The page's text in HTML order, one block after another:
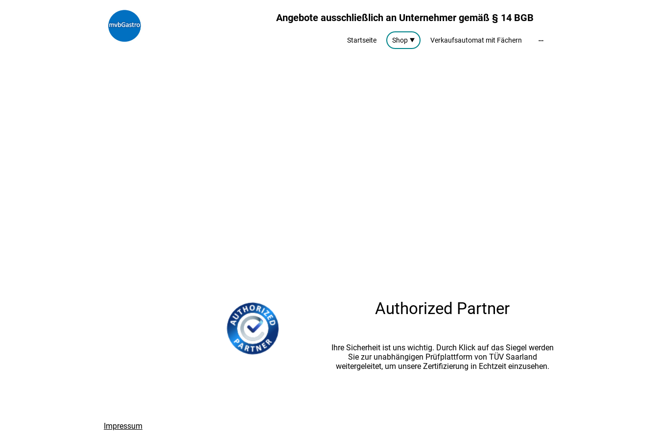
Angebote ausschließlich an Unternehmer gemäß § 14 BGB
Startseite Shop Verkaufsautomat mit Fächern
Authorized Partner
Ihre Sicherheit ist uns wichtig. Durch Klick auf das Siegel werden
Sie zur unabhängigen Prüfplattform von TÜV Saarland
weitergeleitet, um unsere Zertifizierung in Echtzeit einzusehen.
Impressum